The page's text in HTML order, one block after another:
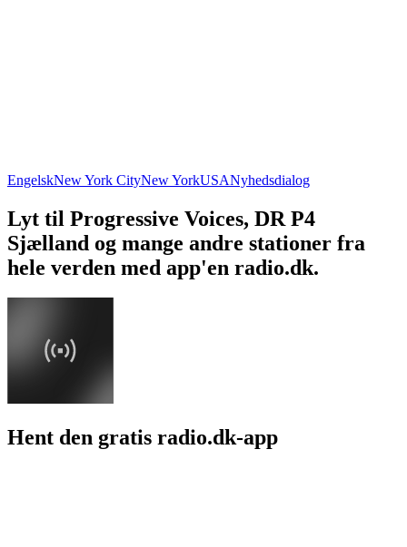
EngelskNew York CityNew YorkUSANyhedsdialog
Lyt til Progressive Voices, DR P4
Sjælland og mange andre stationer fra
hele verden med app'en radio.dk.
Hent den gratis radio.dk-app